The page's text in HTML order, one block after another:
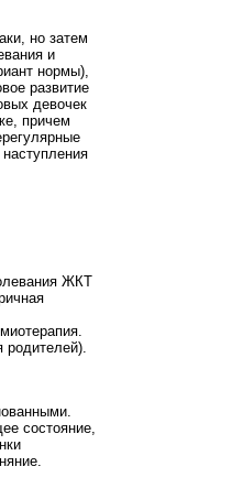
но затем
и
нормы),
развитие
девочек
причем
ЖКТ
родителей).
состояние,